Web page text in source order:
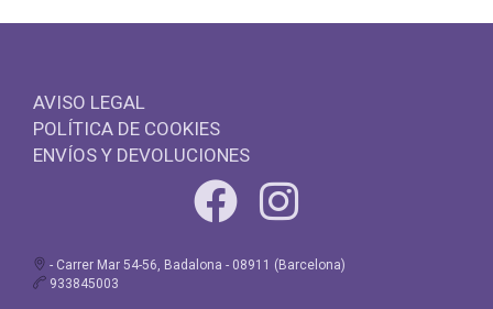
AVISO LEGAL
POLÍTICA DE COOKIES
ENVÍOS Y DEVOLUCIONES
- Carrer Mar 54-56, Badalona - 08911 (Barcelona)
933845003